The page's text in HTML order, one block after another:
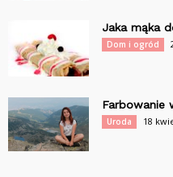
Jaka mąka
Dom i ogród
Farbowanie
Uroda 18